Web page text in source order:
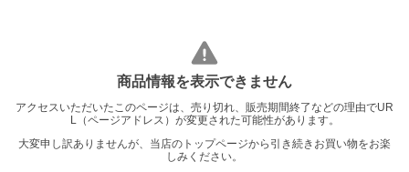
商品情報を表示できません
アクセスいただいたこのページは、売り切れ、販売期間終了などの理由でUR
L（ページアドレス）が変更された可能性があります。
大変申し訳ありませんが、当店のトップページから引き続きお買い物をお楽
しみください。